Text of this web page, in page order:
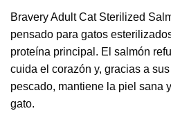
Bravery Adult Cat Sterilized
pensado para gatos
proteína principal. El salmón
cuida el corazón y, gracias a sus
pescado, mantiene la piel sana
gato.